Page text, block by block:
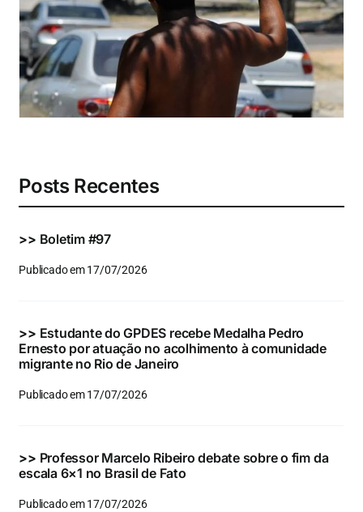
Eventos e Certificados
Comunicação
Buscar
resultados
Posts Recentes
>> Boletim #97
Publicado em 17/07/2026
>> Estudante do GPDES recebe Medalha Pedro
Ernesto por atuação no acolhimento à comunidade
migrante no Rio de Janeiro
Publicado em 17/07/2026
>> Professor Marcelo Ribeiro debate sobre o fim da
escala 6×1 no Brasil de Fato
Publicado em 17/07/2026